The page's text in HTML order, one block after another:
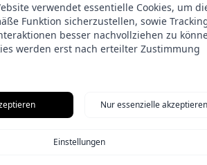
TISTE
Tiste
04282/59 06 14
gemeinde@tiste.de
verwendet essentielle Cookies, um
Funktion sicherzustellen, sowie
besser nachvollziehen zu
werden erst nach erteilter Zustimmung
Nur essenzielle akzeptieren
Einstellungen